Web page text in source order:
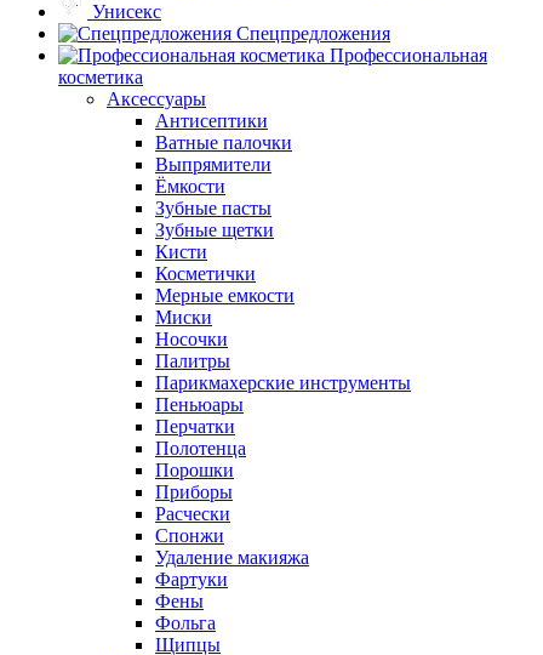
Унисекс
Спецпредложения
Профессиональная
косметика
Аксессуары
Антисептики
Ватные палочки
Выпрямители
Ёмкости
Зубные пасты
Зубные щетки
Кисти
Косметички
Мерные емкости
Миски
Носочки
Палитры
Парикмахерские инструменты
Пеньюары
Перчатки
Полотенца
Порошки
Приборы
Расчески
Спонжи
Удаление макияжа
Фартуки
Фены
Фольга
Щипцы